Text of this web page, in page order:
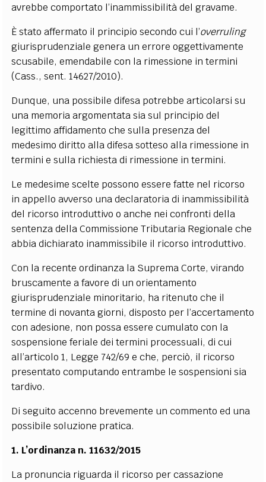
avrebbe comportato l’inammissibilità del gravame.
È stato affermato il principio secondo cui l’overruling
giurisprudenziale genera un errore oggettivamente
scusabile, emendabile con la rimessione in termini
(Cass., sent. 14627/2010).
Dunque, una possibile difesa potrebbe articolarsi su
una memoria argomentata sia sul principio del
legittimo affidamento che sulla presenza del
medesimo diritto alla difesa sotteso alla rimessione in
termini e sulla richiesta di rimessione in termini.
Le medesime scelte possono essere fatte nel ricorso
in appello avverso una declaratoria di inammissibilità
del ricorso introduttivo o anche nei confronti della
sentenza della Commissione Tributaria Regionale che
abbia dichiarato inammissibile il ricorso introduttivo.
Con la recente ordinanza la Suprema Corte, virando
bruscamente a favore di un orientamento
giurisprudenziale minoritario, ha ritenuto che il
termine di novanta giorni, disposto per l’accertamento
con adesione, non possa essere cumulato con la
sospensione feriale dei termini processuali, di cui
all’articolo 1, Legge 742/69 e che, perciò, il ricorso
presentato computando entrambe le sospensioni sia
tardivo.
Di seguito accenno brevemente un commento ed una
possibile soluzione pratica.
1. L’ordinanza n. 11632/2015
La pronuncia riguarda il ricorso per cassazione